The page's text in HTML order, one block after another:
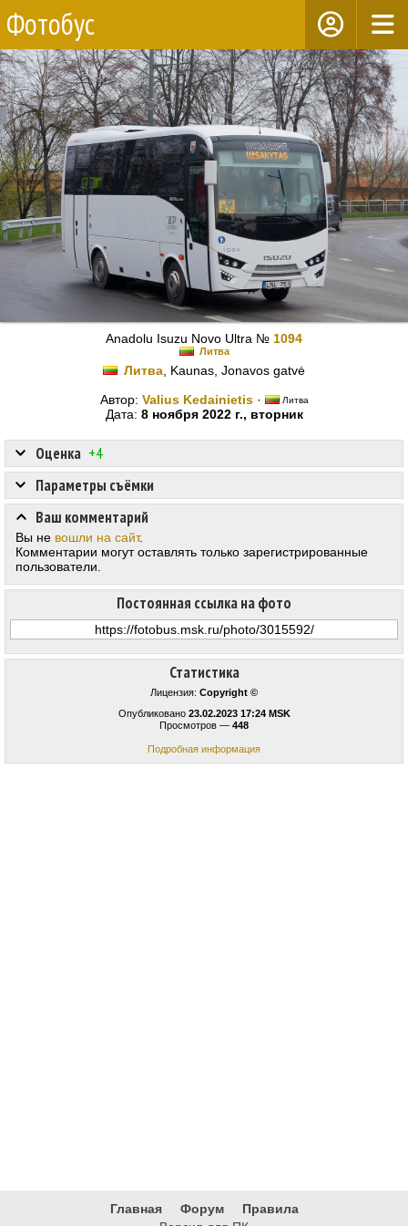
Фотобус
Anadolu Isuzu Novo Ultra № 1094
Литва
Литва , Kaunas, Jonavos gatvė
Автор: Valius Kedainietis· Литва
Дата: 8 ноября 2022 г., вторник
Статистика
Лицензия: Copyright ©
Опубликовано 23.02.2023 17:24 MSK
Просмотров — 448
Подробная информация
Оценка +4
Постоянная ссылка на фото
Параметры съёмки
Ваш комментарий
Вы не вошли на сайт.
Комментарии могут оставлять только зарегистрированные
пользователи.
Главная Форум
Правила